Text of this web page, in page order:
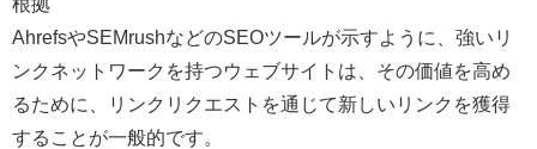
AhrefsやSEMrushなどのSEOツールが示すように、強いリ
ンクネットワークを持つウェブサイトは、その価値を高め
るために、リンクリクエストを通じて新しいリンクを獲得
することが一般的です。